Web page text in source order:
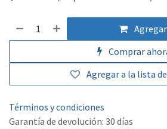
Comprar
Agregar a la lista
Términos y condiciones
Garantía de devolución: 30 días